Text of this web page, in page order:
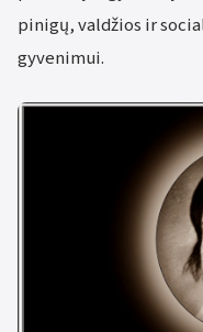
pinigų, valdžios ir
gyvenimui.